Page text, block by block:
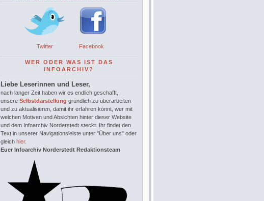
Twitter Facebook
WER ODER WAS IST DAS
INFOARCHIV?
Liebe Leserinnen und Leser,
nach langer Zeit haben wir es endlich geschafft,
unsere Selbstdarstellung gründlich zu überarbeiten
und zu aktualisieren, damit ihr erfahren könnt, wer mit
welchen Motiven und Absichten hinter dieser Website
und dem Infoarchiv Norderstedt steckt. Ihr findet den
Text in unserer Navigationsleiste unter "Über uns" oder
gleich hier.
Euer Infoarchiv Norderstedt Redaktionsteam